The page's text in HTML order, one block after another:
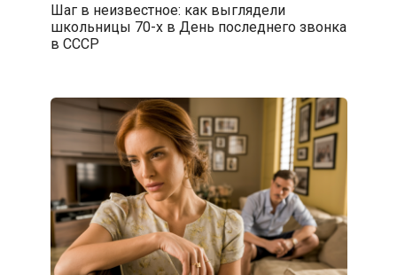
Шаг в неизвестное: как выглядели
школьницы 70-х в День последнего звонка
в СССР